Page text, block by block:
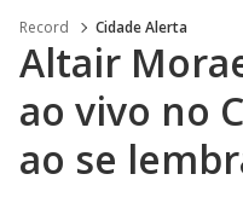
Record Cidade Alerta
Altair
ao vivo no
ao se